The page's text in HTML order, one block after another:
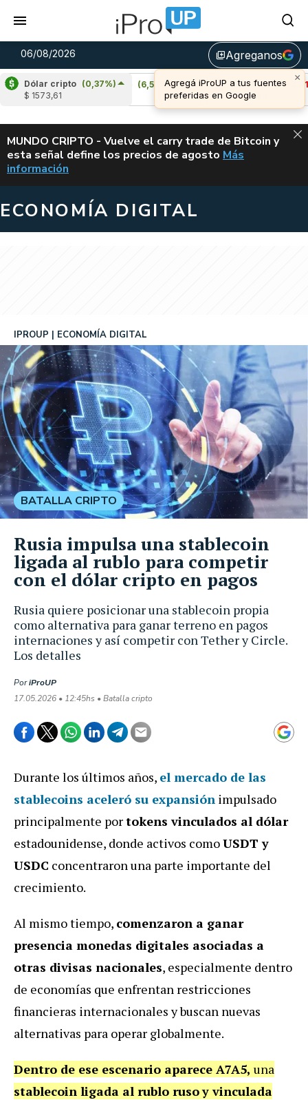
06/08/2026 library_addAgreganos
Dólar cripto (0,37%)
$ 1573,61
Cardano (6,52%)
Avalanche (-2,91%)
u$s 6,46
ALERTA
MUNDO CRIPTO - Vuelve el carry trade de Bitcoin y
esta señal define los precios de agosto VUELVE EL
Más
información
ECONOMÍA DIGITAL
Rusia quiere posicionar una stablecoin propia
como alternativa para ganar terreno en pagos
internaciones y así competir con Tether y Circle.
Los detalles
IPROUP ECONOMÍA DIGITAL
PoriProUP
17.05.2026 • 12:45hs • Batalla cripto
BATALLA CRIPTO
Rusia impulsa una stablecoin
ligada al rublo para competir
con el dólar cripto en pagos
Durante los últimos años, el mercado de las
stablecoins aceleró su expansión impulsado
principalmente portokens vinculados al dólar
estadounidense, donde activos comoUSDT y
USDC concentraron una parte importante del
crecimiento.
Al mismo tiempo, comenzaron a ganar
presencia monedas digitales asociadas a
otras divisas nacionales, especialmente dentro
de economías que enfrentan restricciones
financieras internacionales y buscan nuevas
alternativas para operar globalmente.
Dentro de ese escenario aparece A7A5, una
stablecoin ligada al rublo rusoy vinculada